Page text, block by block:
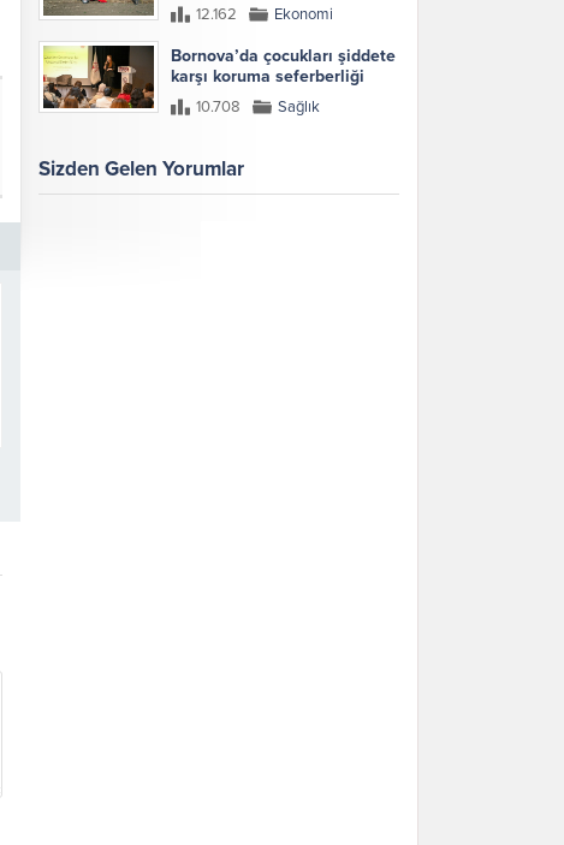
12.162 Ekonomi
Bornova’da çocukları şiddete
karşı koruma seferberliği
10.708 Sağlık
Sizden Gelen Yorumlar